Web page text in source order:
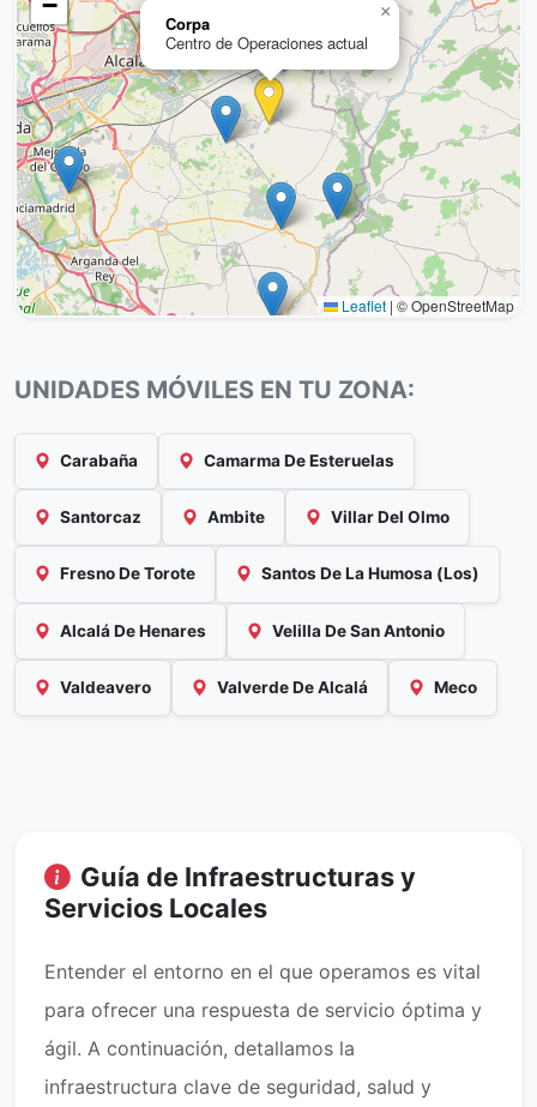
Corpa
Centro de Operaciones actual
×
Leaflet | © OpenStreetMap
UNIDADES MÓVILES EN TU ZONA:
Carabaña Camarma De Esteruelas
Santorcaz Ambite Villar Del Olmo
Fresno De Torote Santos De La Humosa (Los)
Alcalá De Henares Velilla De San Antonio
Valdeavero Valverde De Alcalá Meco
Guía de Infraestructuras y
Servicios Locales
Entender el entorno en el que operamos es vital
para ofrecer una respuesta de servicio óptima y
ágil. A continuación, detallamos la
infraestructura clave de seguridad, salud y